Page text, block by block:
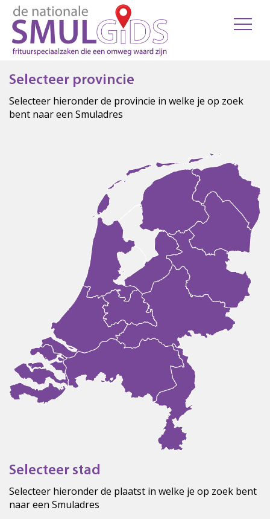
Selecteer provincie
Selecteer hieronder de provincie in welke je op zoek
bent naar een Smuladres
Selecteer stad
Selecteer hieronder de plaatst in welke je op zoek bent
naar een Smuladres